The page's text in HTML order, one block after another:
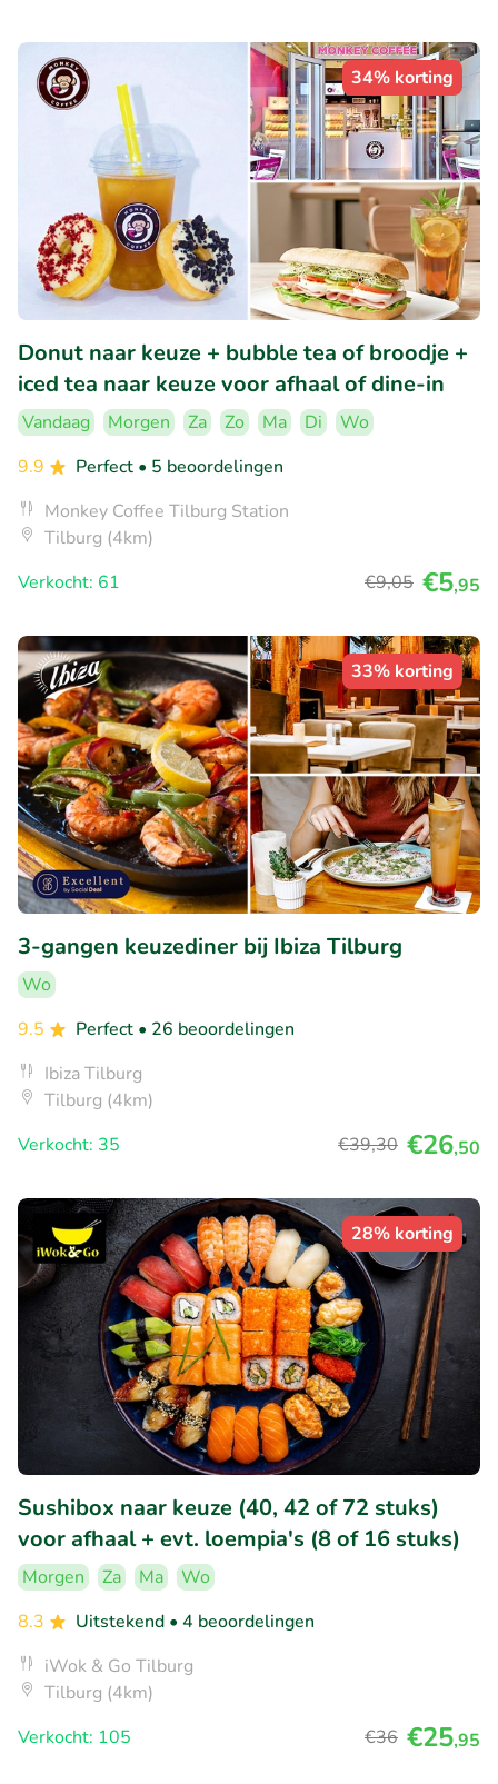
34% korting
Donut naar keuze + bubble tea of broodje +
iced tea naar keuze voor afhaal of dine-in
Vandaag Morgen Za Zo Ma Di
Wo
9.9
Perfect • 5 beoordelingen
Monkey Coffee Tilburg Station
Tilburg (4km)
Verkocht: 61
€9,05 €5,95
33% korting
3-gangen keuzediner bij Ibiza Tilburg
Wo
9.5
Perfect • 26 beoordelingen
Ibiza Tilburg
Tilburg (4km)
Verkocht: 35
€39,30 €26,50
28% korting
Sushibox naar keuze (40, 42 of 72 stuks)
voor afhaal + evt. loempia's (8 of 16 stuks)
Morgen Za Ma
Wo
8.3
Uitstekend • 4 beoordelingen
iWok & Go Tilburg
Tilburg (4km)
Verkocht: 105
€36 €25,95